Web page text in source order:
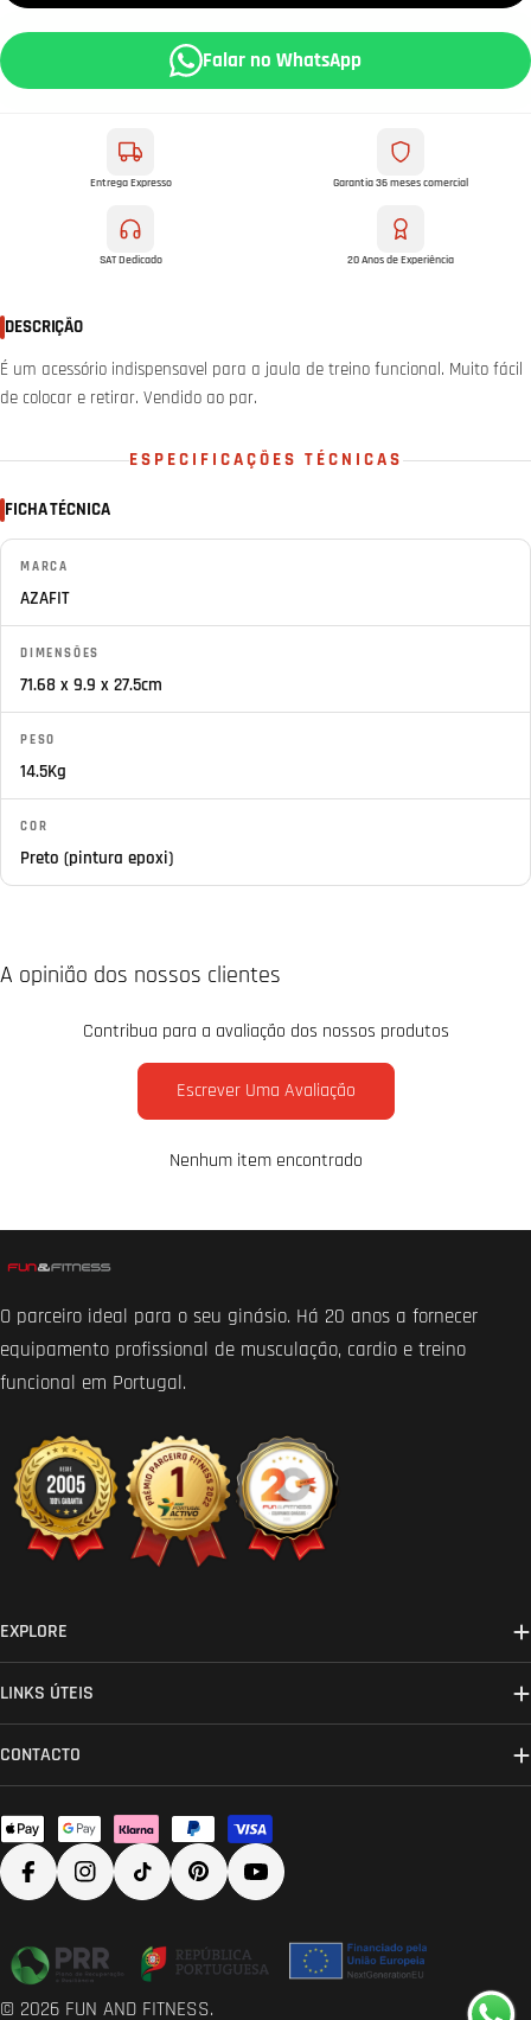
Falar no WhatsApp
Entrega Expresso Garantia 36 meses comercial
SAT Dedicado 20 Anos de Experiência
DESCRIÇÃO
É um acessório indispensavel para a jaula de treino funcional. Muito fácil
de colocar e retirar. Vendido ao par.
ESPECIFICAÇÕES TÉCNICAS
FICHA TÉCNICA
MARCA
AZAFIT
DIMENSÕES
71.68 x 9.9 x 27.5cm
PESO
14.5Kg
COR
Preto (pintura epoxi)
A opinião dos nossos clientes
Contribua para a avaliação dos nossos produtos
Escrever Uma Avaliação
Nenhum item encontrado
O parceiro ideal para o seu ginásio. Há 20 anos a fornecer
equipamento profissional de musculação, cardio e treino
funcional em Portugal.
EXPLORE
LINKS ÚTEIS
CONTACTO
Métodos
de
pagamento
FacebookInstagram
TikTokPinterestYouTube
© 2026 FUN AND FITNESS.